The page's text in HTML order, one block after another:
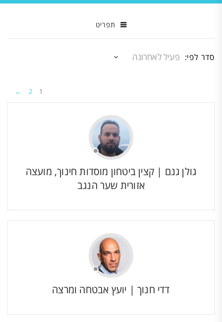
תפריט
סדר לפי:
1
2
←
גולן גנם | קצין ביטחון מוסדות חינוך, מועצה
אזורית שער הנגב
דדי חנוך | יועץ אבטחה ומרצה